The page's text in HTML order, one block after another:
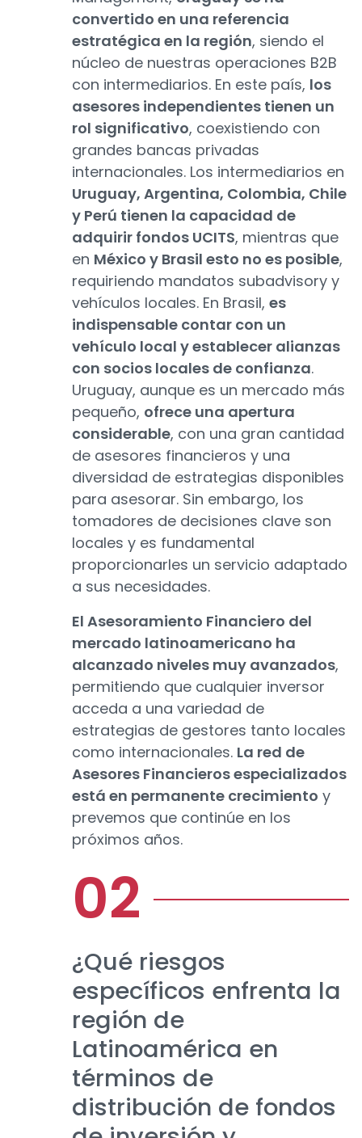
convertido en una referencia
estratégica en la región, siendo el
núcleo de nuestras operaciones B2B
con intermediarios. En este país, los
asesores independientes tienen un
rol significativo, coexistiendo con
grandes bancas privadas
internacionales. Los intermediarios en
Uruguay, Argentina, Colombia, Chile
y Perú tienen la capacidad de
adquirir fondos UCITS, mientras que
en México y Brasil esto no es posible,
requiriendo mandatos subadvisory y
vehículos locales. En Brasil, es
indispensable contar con un
vehículo local y establecer alianzas
con socios locales de confianza.
Uruguay, aunque es un mercado más
pequeño, ofrece una apertura
considerable, con una gran cantidad
de asesores financieros y una
diversidad de estrategias disponibles
para asesorar. Sin embargo, los
tomadores de decisiones clave son
locales y es fundamental
proporcionarles un servicio adaptado
a sus necesidades.
El Asesoramiento Financiero del
mercado latinoamericano ha
alcanzado niveles muy avanzados,
permitiendo que cualquier inversor
acceda a una variedad de
estrategias de gestores tanto locales
como internacionales. La red de
Asesores Financieros especializados
está en permanente crecimiento y
prevemos que continúe en los
próximos años.
¿Qué riesgos
específicos enfrenta la
región de
Latinoamérica en
términos de
distribución de fondos